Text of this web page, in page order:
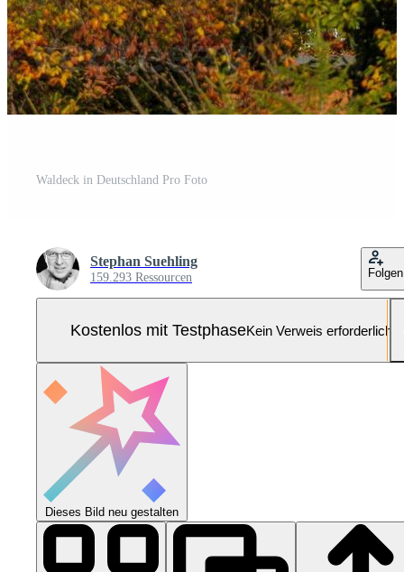
Waldeck in Deutschland Pro Foto
Stephan Suehling
159.293 Ressourcen Folgen
Kostenlos mit TestphaseKein Verweis erforderlich
Dieses Bild neu gestalten